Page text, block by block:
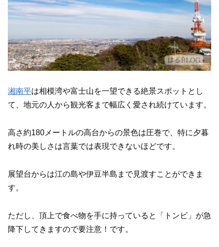
湘南平は相模湾や富士山を一望できる絶景スポットとし
て、地元の人から観光客まで幅広く愛され続けています。
高さ約180メートルの高台からの景色は圧巻で、特に夕暮
れ時の美しさは言葉では表現できないほどです。
展望台からは江の島や伊豆半島まで見渡すことができま
す。
ただし、頂上で食べ物を手に持っていると「トンビ」が急
降下してきますので要注意！です。